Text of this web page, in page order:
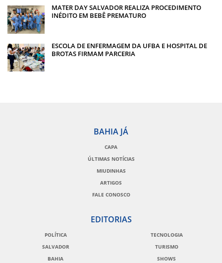
MATER DAY SALVADOR REALIZA PROCEDIMENTO
INÉDITO EM BEBÊ PREMATURO
ESCOLA DE ENFERMAGEM DA UFBA E HOSPITAL DE
BROTAS FIRMAM PARCERIA
BAHIA JÁ
CAPA
ÚLTIMAS NOTÍCIAS
MIUDINHAS
ARTIGOS
FALE CONOSCO
EDITORIAS
POLÍTICA
SALVADOR
BAHIA
TECNOLOGIA
TURISMO
SHOWS